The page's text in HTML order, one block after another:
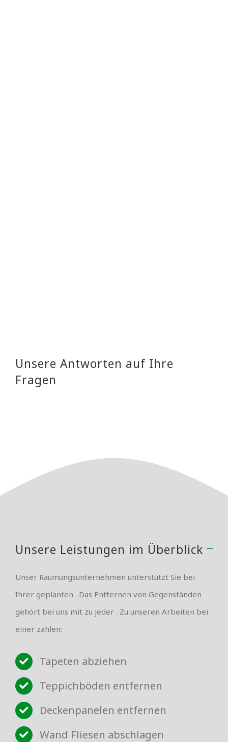
Unsere Antworten auf Ihre
Fragen
Unsere Leistungen im Überblick
Unser Räumungsunternehmen unterstützt Sie bei
Ihrer geplanten . Das Entfernen von Gegenständen
gehört bei uns mit zu jeder . Zu unseren Arbeiten bei
einer zählen:
Tapeten abziehen
Teppichböden entfernen
Deckenpanelen entfernen
Wand Fliesen abschlagen